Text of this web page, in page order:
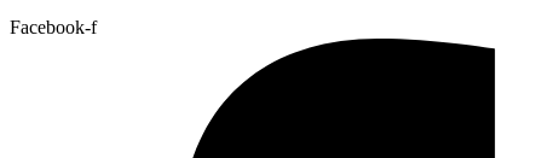
Facebook-f